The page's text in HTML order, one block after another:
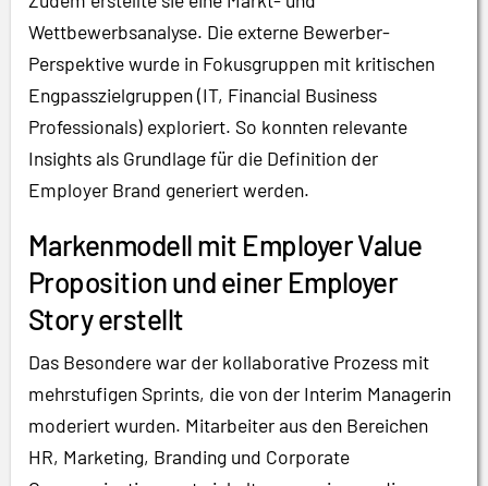
Wettbewerbsanalyse. Die externe Bewerber-
Perspektive wurde in Fokusgruppen mit kritischen
Engpasszielgruppen (IT, Financial Business
Professionals) exploriert. So konnten relevante
Insights als Grundlage für die Definition der
Employer Brand generiert werden.
Markenmodell mit Employer Value
Proposition und einer Employer
Story erstellt
Das Besondere war der kollaborative Prozess mit
mehrstufigen Sprints, die von der Interim Managerin
moderiert wurden. Mitarbeiter aus den Bereichen
HR, Marketing, Branding und Corporate